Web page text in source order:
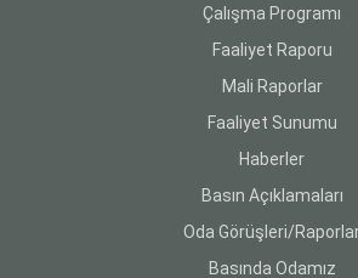
Çalışma Programı
Faaliyet Raporu
Mali Raporlar
Faaliyet Sunumu
Haberler
Basın Açıklamaları
Oda Görüşleri/
Basında Odamız